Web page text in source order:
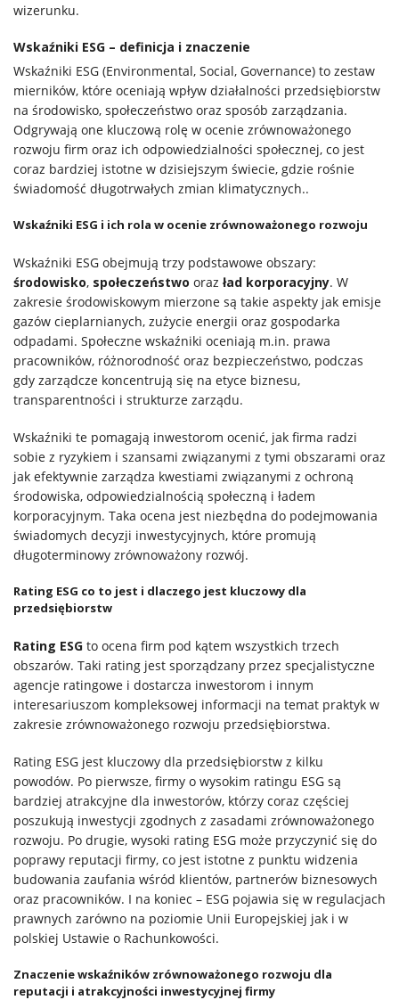
Home
Rozwiązania
Systemy
IT
Usługi
Klienci
Kariera
O
firmie
Kontakt
wizerunku.
Wskaźniki ESG – definicja i znaczenie
Wskaźniki ESG (Environmental, Social, Governance) to zestaw
mierników, które oceniają wpływ działalności przedsiębiorstw
na środowisko, społeczeństwo oraz sposób zarządzania.
Odgrywają one kluczową rolę w ocenie zrównoważonego
rozwoju firm oraz ich odpowiedzialności społecznej, co jest
coraz bardziej istotne w dzisiejszym świecie, gdzie rośnie
świadomość długotrwałych zmian klimatycznych..
Wskaźniki ESG i ich rola w ocenie zrównoważonego rozwoju
Wskaźniki ESG obejmują trzy podstawowe obszary:
środowisko, społeczeństwo oraz ład korporacyjny. W
zakresie środowiskowym mierzone są takie aspekty jak emisje
gazów cieplarnianych, zużycie energii oraz gospodarka
odpadami. Społeczne wskaźniki oceniają m.in. prawa
pracowników, różnorodność oraz bezpieczeństwo, podczas
gdy zarządcze koncentrują się na etyce biznesu,
transparentności i strukturze zarządu.
Wskaźniki te pomagają inwestorom ocenić, jak firma radzi
sobie z ryzykiem i szansami związanymi z tymi obszarami oraz
jak efektywnie zarządza kwestiami związanymi z ochroną
środowiska, odpowiedzialnością społeczną i ładem
korporacyjnym. Taka ocena jest niezbędna do podejmowania
świadomych decyzji inwestycyjnych, które promują
długoterminowy zrównoważony rozwój.
Rating ESG co to jest i dlaczego jest kluczowy dla
przedsiębiorstw
Rating ESG to ocena firm pod kątem wszystkich trzech
obszarów. Taki rating jest sporządzany przez specjalistyczne
agencje ratingowe i dostarcza inwestorom i innym
interesariuszom kompleksowej informacji na temat praktyk w
zakresie zrównoważonego rozwoju przedsiębiorstwa.
Rating ESG jest kluczowy dla przedsiębiorstw z kilku
powodów. Po pierwsze, firmy o wysokim ratingu ESG są
bardziej atrakcyjne dla inwestorów, którzy coraz częściej
poszukują inwestycji zgodnych z zasadami zrównoważonego
rozwoju. Po drugie, wysoki rating ESG może przyczynić się do
poprawy reputacji firmy, co jest istotne z punktu widzenia
budowania zaufania wśród klientów, partnerów biznesowych
oraz pracowników. I na koniec – ESG pojawia się w regulacjach
prawnych zarówno na poziomie Unii Europejskiej jak i w
polskiej Ustawie o Rachunkowości.
Znaczenie wskaźników zrównoważonego rozwoju dla
reputacji i atrakcyjności inwestycyjnej firmy